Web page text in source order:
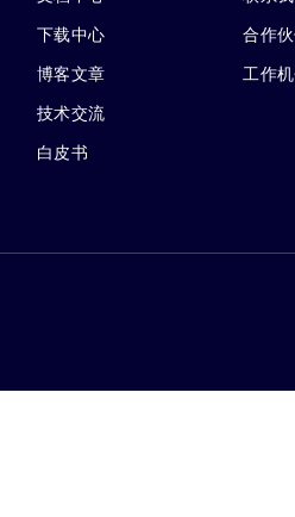
下载中心
博客文章
技术交流
白皮书
合作
工作